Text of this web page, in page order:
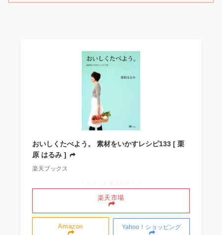
おいしくたべよう。 素材をいかすレシピ133 [ 栗
原 はるみ ]
楽天ブックス
Amazon
楽天市場
Yahoo！ショッピング